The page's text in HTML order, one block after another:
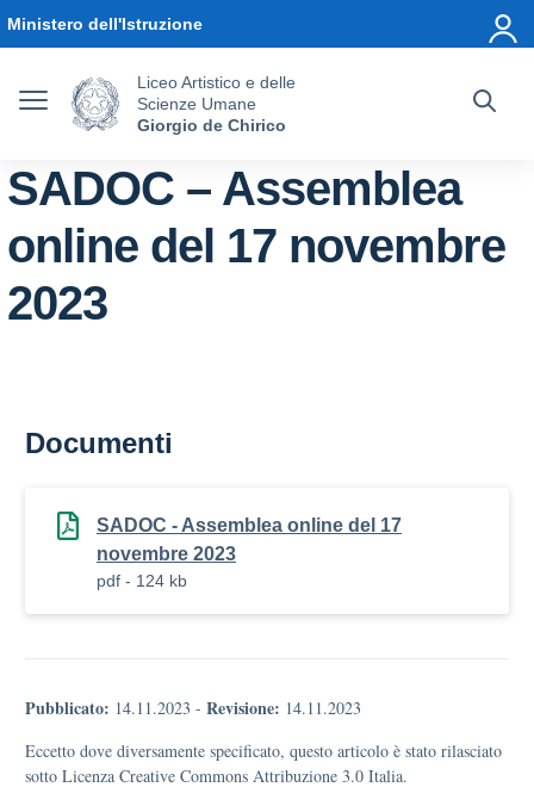
Ministero dell'Istruzione
Liceo Artistico e delle
Scienze Umane
Giorgio de Chirico
SADOC – Assemblea
online del 17 novembre
2023
Documenti
SADOC - Assemblea online del 17
novembre 2023
pdf - 124 kb
Pubblicato: 14.11.2023 - Revisione: 14.11.2023
Eccetto dove diversamente specificato, questo articolo è stato rilasciato
sotto Licenza Creative Commons Attribuzione 3.0 Italia.